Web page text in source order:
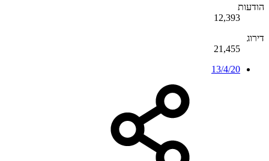
הודעות
12,393
דירוג
21,455
13/4/20